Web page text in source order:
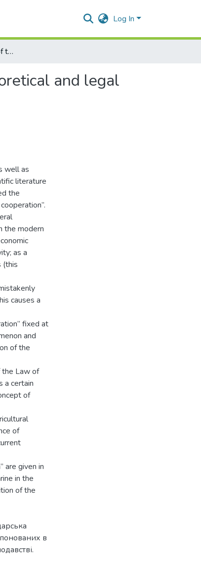
Log In
Definition and features of the agricultural cooperation: theoretical and legal aspects
and legal
well as
literature
the
the modern
as a
(this
causes a
fixed at
and
of the
the Law of
a certain
of
of
are given in
in the
of the
в